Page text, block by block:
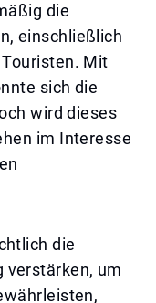
die
einschließlich
Mit
sich die
wird dieses
im Interesse
die
verstärken, um